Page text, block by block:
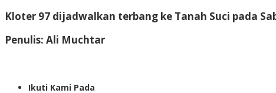
Kloter 97 dijadwalkan terbang ke Tanah Suci pada
Penulis: Ali Muchtar
Ikuti Kami Pada